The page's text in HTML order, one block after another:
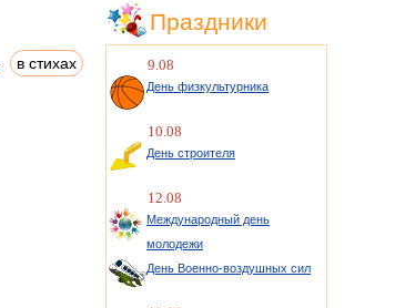
в стихах
Праздники
9.08
День физкультурника
10.08
День строителя
12.08
Международный день
молодежи
День Военно-воздушных сил